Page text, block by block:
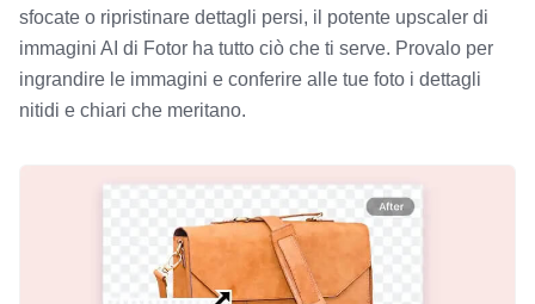
sfocate o ripristinare dettagli persi, il potente upscaler di
immagini AI di Fotor ha tutto ciò che ti serve. Provalo per
ingrandire le immagini e conferire alle tue foto i dettagli
nitidi e chiari che meritano.